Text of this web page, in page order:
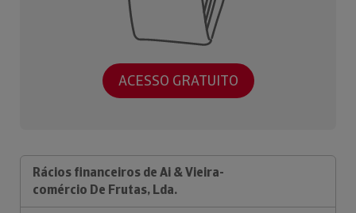
ACESSO GRATUITO
Rácios financeiros de Ai & Vieira-
comércio De Frutas, Lda.